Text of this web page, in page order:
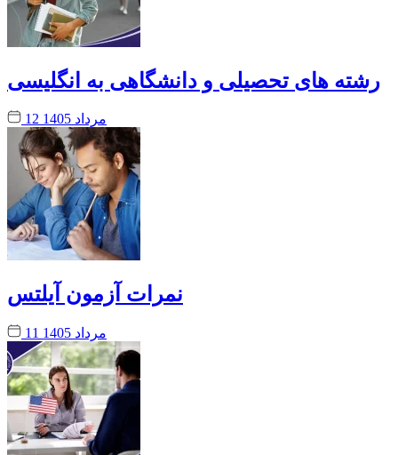
رشته های تحصیلی و دانشگاهی به انگلیسی
12 مرداد 1405
نمرات آزمون آیلتس
11 مرداد 1405